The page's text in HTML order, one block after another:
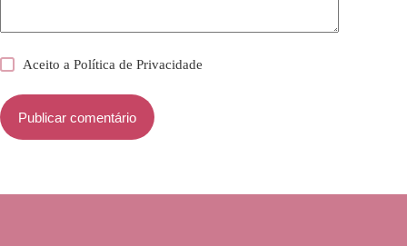
Aceito aPolítica de Privacidade
Publicar comentário